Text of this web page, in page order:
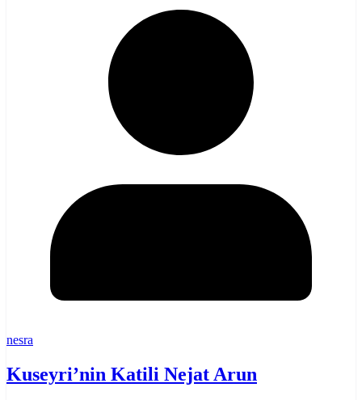
nesra
Kuseyri’nin Katili Nejat Arun